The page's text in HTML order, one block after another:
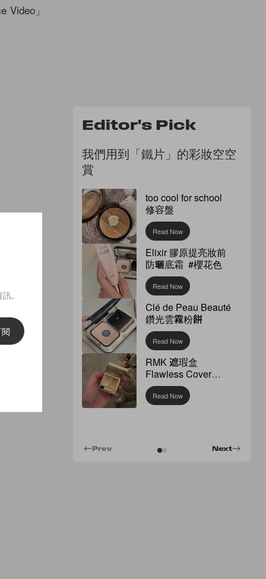
Video」
Editor's Pick
我們用到「鐵片」的彩妝空空
賞
too cool for school
修容盤
Read Now
Elixir 膠原提亮妝前
防曬底霜 #櫻花色
Read Now
Clé de Peau Beauté
鑽光雲霧粉餅
Read Now
RMK 遮瑕盒
Flawless Cover
Concealer
Read Now
Next
Prev
。